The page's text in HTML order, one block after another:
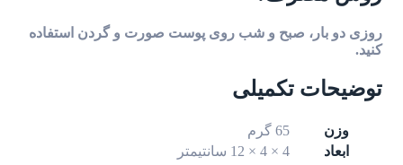
روزی دو بار، صبح و شب روی پوست صورت و گردن استفاده
کنید.
توضیحات تکمیلی
وزن
65 گرم
ابعاد
4 × 4 × 12 سانتیمتر